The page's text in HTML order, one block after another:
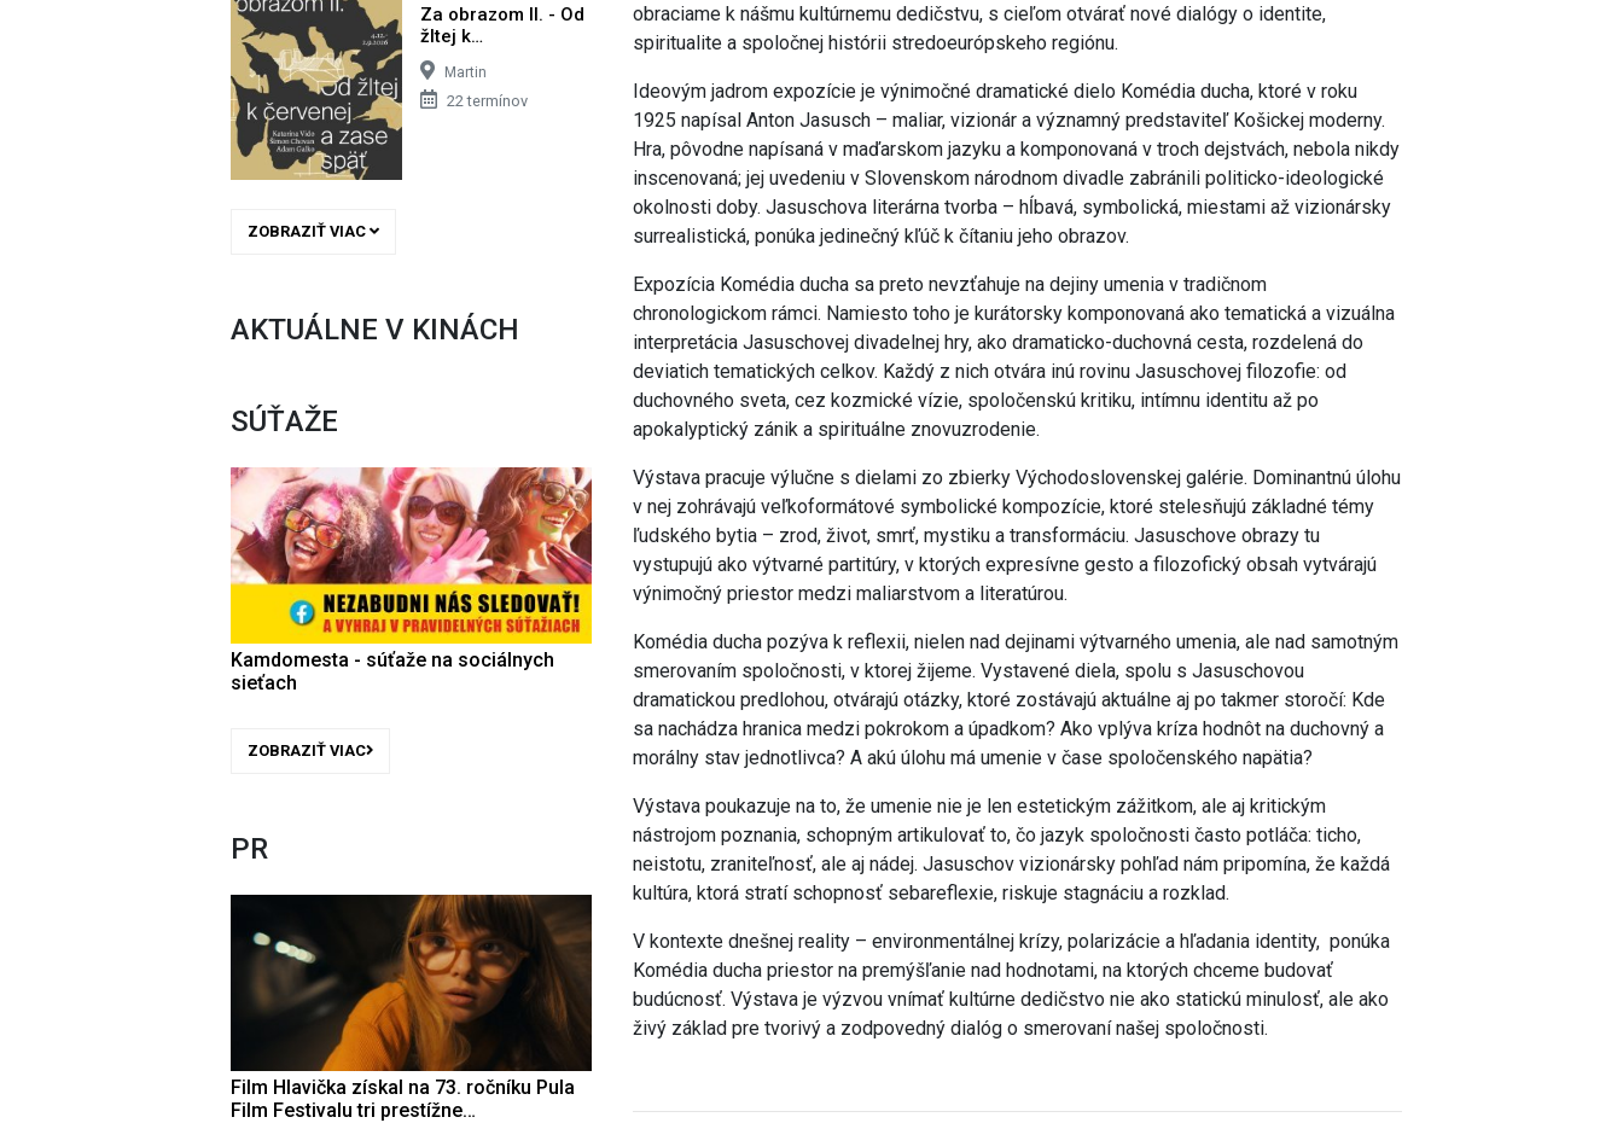
Za obrazom II. - Od
žltej k…
Martin
22 termínov
ZOBRAZIŤ VIAC
AKTUÁLNE V KINÁCH
SÚŤAŽE
Kamdomesta - súťaže na sociálnych
sieťach
ZOBRAZIŤ VIAC
PR
Film Hlavička získal na 73. ročníku Pula
Film Festivalu tri prestížne…
obraciame k nášmu kultúrnemu dedičstvu, s cieľom otvárať nové dialógy o identite,
spiritualite a spoločnej histórii stredoeurópskeho regiónu.
Ideovým jadrom expozície je výnimočné dramatické dielo Komédia ducha, ktoré v roku
1925 napísal Anton Jasusch – maliar, vizionár a významný predstaviteľ Košickej moderny.
Hra, pôvodne napísaná v maďarskom jazyku a komponovaná v troch dejstvách, nebola nikdy
inscenovaná; jej uvedeniu v Slovenskom národnom divadle zabránili politicko-ideologické
okolnosti doby. Jasuschova literárna tvorba – hĺbavá, symbolická, miestami až vizionársky
surrealistická, ponúka jedinečný kľúč k čítaniu jeho obrazov.
Expozícia Komédia ducha sa preto nevzťahuje na dejiny umenia v tradičnom
chronologickom rámci. Namiesto toho je kurátorsky komponovaná ako tematická a vizuálna
interpretácia Jasuschovej divadelnej hry, ako dramaticko-duchovná cesta, rozdelená do
deviatich tematických celkov. Každý z nich otvára inú rovinu Jasuschovej filozofie: od
duchovného sveta, cez kozmické vízie, spoločenskú kritiku, intímnu identitu až po
apokalyptický zánik a spirituálne znovuzrodenie.
Výstava pracuje výlučne s dielami zo zbierky Východoslovenskej galérie. Dominantnú úlohu
v nej zohrávajú veľkoformátové symbolické kompozície, ktoré stelesňujú základné témy
ľudského bytia – zrod, život, smrť, mystiku a transformáciu. Jasuschove obrazy tu
vystupujú ako výtvarné partitúry, v ktorých expresívne gesto a filozofický obsah vytvárajú
výnimočný priestor medzi maliarstvom a literatúrou.
Komédia ducha pozýva k reflexii, nielen nad dejinami výtvarného umenia, ale nad samotným
smerovaním spoločnosti, v ktorej žijeme. Vystavené diela, spolu s Jasuschovou
dramatickou predlohou, otvárajú otázky, ktoré zostávajú aktuálne aj po takmer storočí: Kde
sa nachádza hranica medzi pokrokom a úpadkom? Ako vplýva kríza hodnôt na duchovný a
morálny stav jednotlivca? A akú úlohu má umenie v čase spoločenského napätia?
Výstava poukazuje na to, že umenie nie je len estetickým zážitkom, ale aj kritickým
nástrojom poznania, schopným artikulovať to, čo jazyk spoločnosti často potláča: ticho,
neistotu, zraniteľnosť, ale aj nádej. Jasuschov vizionársky pohľad nám pripomína, že každá
kultúra, ktorá stratí schopnosť sebareflexie, riskuje stagnáciu a rozklad.
V kontexte dnešnej reality – environmentálnej krízy, polarizácie a hľadania identity, ponúka
Komédia ducha priestor na premýšľanie nad hodnotami, na ktorých chceme budovať
budúcnosť. Výstava je výzvou vnímať kultúrne dedičstvo nie ako statickú minulosť, ale ako
živý základ pre tvorivý a zodpovedný dialóg o smerovaní našej spoločnosti.